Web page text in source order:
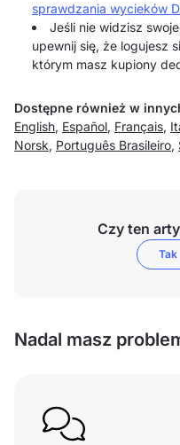
sprawdzania wycieków
Jeśli nie widzisz
upewnij się, że logujesz
którym masz kupiony
Dostępne również w
English, Español, Français,
Norsk, Português Brasileiro,
Czy ten
Tak
Nadal masz